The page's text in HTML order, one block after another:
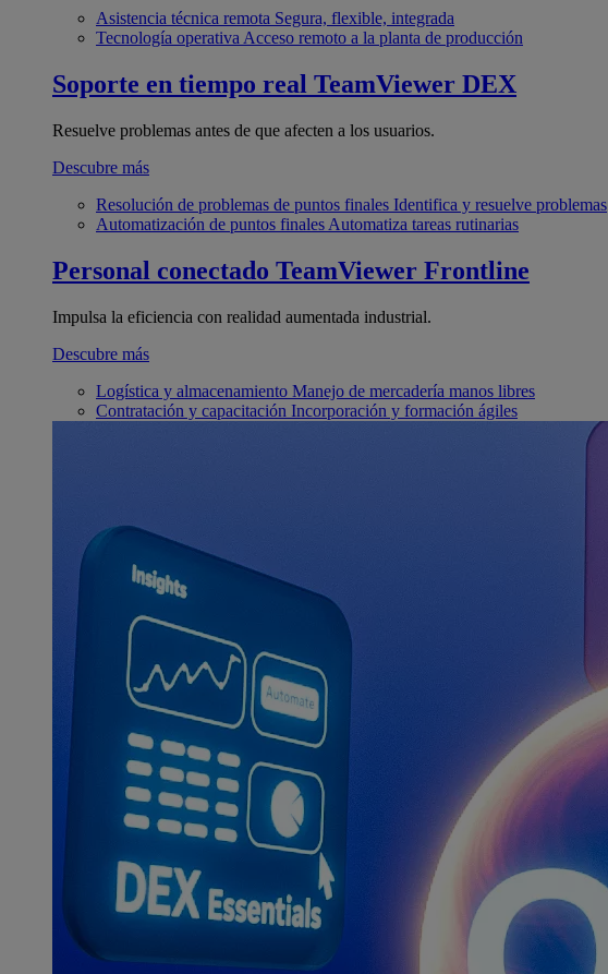
Asistencia técnica remota Segura, flexible, integrada
Tecnología operativa Acceso remoto a la planta de producción
Soporte en tiempo real TeamViewer DEX
Resuelve problemas antes de que afecten a los usuarios.
Descubre más
Resolución de problemas de puntos finales Identifica y resuelve problemas
Automatización de puntos finales Automatiza tareas rutinarias
Personal conectado TeamViewer Frontline
Impulsa la eficiencia con realidad aumentada industrial.
Descubre más
Logística y almacenamiento Manejo de mercadería manos libres
Contratación y capacitación Incorporación y formación ágiles